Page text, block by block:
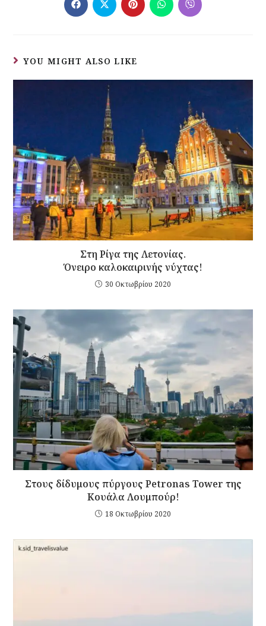
YOU MIGHT ALSO LIKE
Στη Ρίγα της Λετονίας.
Όνειρο καλοκαιρινής νύχτας!
30 Οκτωβρίου 2020
Στους δίδυμους πύργους Petronas Tower της
Κουάλα Λουμπούρ!
18 Οκτωβρίου 2020